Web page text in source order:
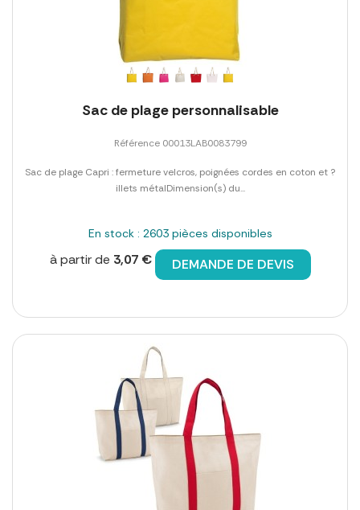
Sac de plage personnalisable
Référence 00013LAB0083799
Sac de plage Capri : fermeture velcros, poignées cordes en coton et ?
illets métalDimension(s) du...
En stock : 2603 pièces disponibles
à partir de 3,07 € DEMANDE DE DEVIS